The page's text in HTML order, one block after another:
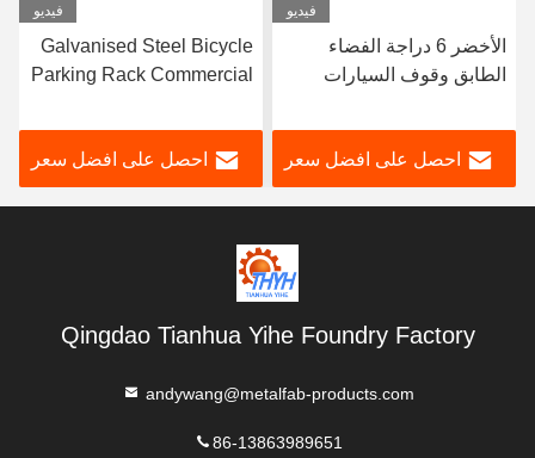
فيديو
الأخضر 6 دراجة الفضاء
الطابق وقوف السيارات
الطلب
احصل على افضل سعر
فيديو
Galvanised Steel Bicycle
Parking Rack Commercial
احصل على افضل سعر
Qingdao Tianhua Yihe Foundry Factory
andywang@metalfab-products.com
86-13863989651